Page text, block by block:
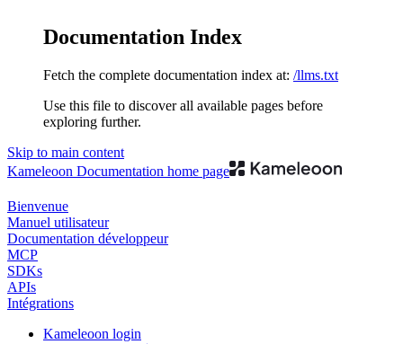
Documentation Index
Fetch the complete documentation index at: /llms.txt
Use this file to discover all available pages before
exploring further.
Skip to main content
Kameleoon Documentation home page
Bienvenue
Manuel utilisateur
Documentation développeur
MCP
SDKs
APIs
Intégrations
Kameleoon login